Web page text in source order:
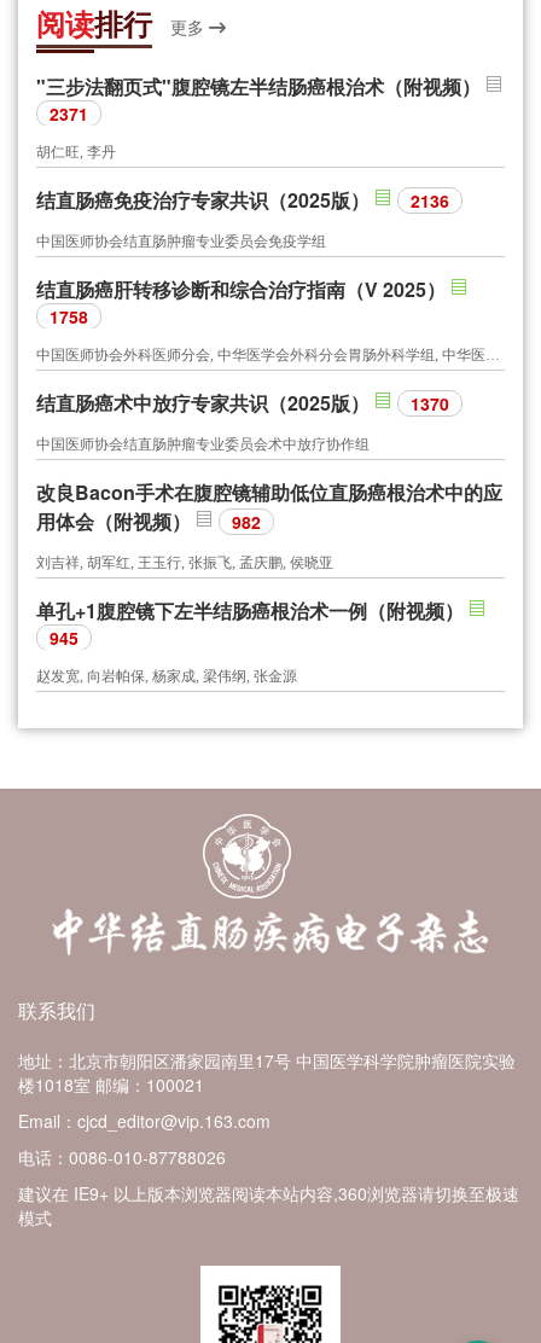
阅读排行 更多
"三步法翻页式"腹腔镜左半结肠癌根治术（附视频）
2371
胡仁旺, 李丹
结直肠癌免疫治疗专家共识（2025版） 2136
中国医师协会结直肠肿瘤专业委员会免疫学组
结直肠癌肝转移诊断和综合治疗指南（V 2025）
1758
中国医师协会外科医师分会, 中华医学会外科分会胃肠外科学组, 中华医学会外科分会结直肠外科学组, 中国抗癌协会大肠癌专业委员会, 中国医师协会结直肠肿瘤专业委员会, 中国临床肿瘤学会结直肠癌专家委员会, 中国医师协会外科医师分会结直肠外科医师委员会, 中国医师协会肛肠医师分会肿瘤转移委员会, 中华医学会肿瘤学分会结直肠肿瘤学组, 中国医疗保健国际交流促进会转移肿瘤治疗学分会, 中国医疗保健国际交流促进会结直肠病分会
结直肠癌术中放疗专家共识（2025版） 1370
中国医师协会结直肠肿瘤专业委员会术中放疗协作组
改良Bacon手术在腹腔镜辅助低位直肠癌根治术中的应
用体会（附视频）
982
刘吉祥, 胡军红, 王玉行, 张振飞, 孟庆鹏, 侯晓亚
单孔+1腹腔镜下左半结肠癌根治术一例（附视频）
945
赵发宽, 向岩帕保, 杨家成, 梁伟纲, 张金源
联系我们
地址：北京市朝阳区潘家园南里17号 中国医学科学院肿瘤医院实验
楼1018室 邮编：100021
Email：cjcd_editor@vip.163.com
电话：0086-010-87788026
建议在 IE9+ 以上版本浏览器阅读本站内容,360浏览器请切换至极速
模式